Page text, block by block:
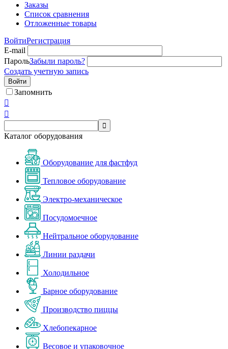
Заказы
Список сравнения
Отложенные товары
ВойтиРегистрация
E-mail
ПарольЗабыли пароль?
Создать учетную запись
Войти
Запомнить



Каталог оборудования
Оборудование для фастфуд
Тепловое оборудование
Электро-механическое
Посудомоечное
Нейтральное оборудование
Линии раздачи
Холодильное
Барное оборудование
Производство пиццы
Хлебопекарное
Весовое и упаковочное